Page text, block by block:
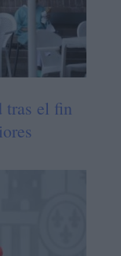
tras el fin